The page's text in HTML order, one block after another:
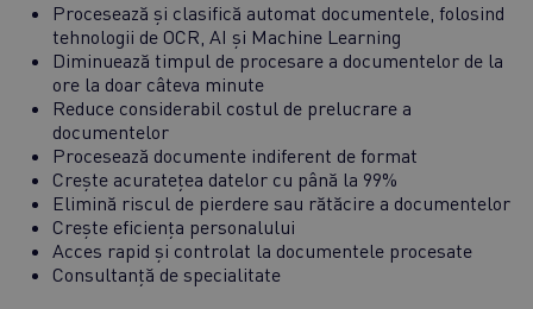
Procesează și clasifică automat documentele, folosind
tehnologii de OCR, AI și Machine Learning
Diminuează timpul de procesare a documentelor de la
ore la doar câteva minute
Reduce considerabil costul de prelucrare a
documentelor
Procesează documente indiferent de format
Crește acuratețea datelor cu până la 99%
Elimină riscul de pierdere sau rătăcire a documentelor
Crește eficiența personalului
Acces rapid și controlat la documentele procesate
Consultanță de specialitate